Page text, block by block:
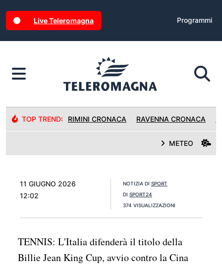
Live Teleromagna Programmi
TOP TREND: RIMINI CRONACA RAVENNA CRONACA
METEO
11 GIUGNO 2026
12:02
NOTIZIA DI SPORT
DI SPORT24
374 VISUALIZZAZIONI
TENNIS: L'Italia difenderà il titolo della
Billie Jean King Cup, avvio contro la Cina